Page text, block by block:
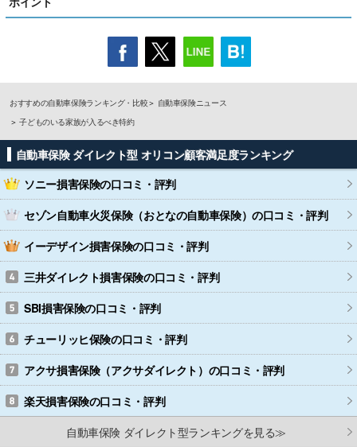
おすすめの自動車保険ランキング・比較
自動車保険ニュース
子どものいる家族が入るべき特約
自動車保険 ダイレクト型 オリコン顧客満足度ランキング
ソニー損害保険の口コミ・評判
セゾン自動車火災保険（おとなの自動車保険）の口コミ・評判
イーデザイン損害保険の口コミ・評判
三井ダイレクト損害保険の口コミ・評判
SBI損害保険の口コミ・評判
チューリッヒ保険の口コミ・評判
アクサ損害保険（アクサダイレクト） の口コミ・評判
楽天損害保険の口コミ・評判
自動車保険 ダイレクト型ランキングを見る≫